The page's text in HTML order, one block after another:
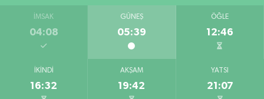
İMSAK
04:08
GÜNEŞ
05:39
ÖĞLE
12:46
İKINDI
16:32
AKŞAM
19:42
YATSI
21:07